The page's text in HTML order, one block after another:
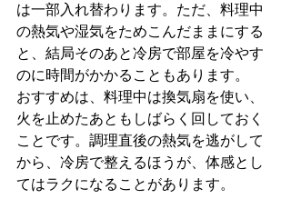
は一部入れ替わります。ただ、料理中
の熱気や湿気をためこんだままにする
と、結局そのあと冷房で部屋を冷やす
のに時間がかかることもあります。
おすすめは、料理中は換気扇を使い、
火を止めたあともしばらく回しておく
ことです。調理直後の熱気を逃がして
から、冷房で整えるほうが、体感とし
てはラクになることがあります。